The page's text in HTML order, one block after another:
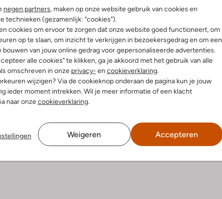
negen partners, maken op onze website gebruik van cookies en
technieken (gezamenlijk: "cookies").
cookies om ervoor te zorgen dat onze website goed functioneert, om
op te slaan, om inzicht te verkrijgen in bezoekersgedrag en om een
bouwen van jouw online gedrag voor gepersonaliseerde advertenties.
alle cookies" te klikken, ga je akkoord met het gebruik van alle
omschreven in onze privacy- en cookieverklaring.
wijzigen? Via de cookieknop onderaan de pagina kun je jouw
ieder moment intrekken. Wil je meer informatie of een klacht
naar onzecookieverklaring.
Weigeren Accepteren
100 % Katoen
Taille
Strijken op maximaal 150 °C
Kan niet in de droogtrommel
Gewone chemische reiniging
Niet bleken